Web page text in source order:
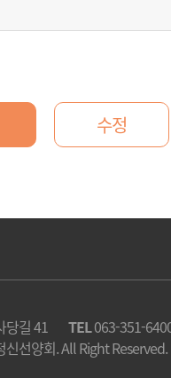
수정
당길 41 TEL063-351-
선양회. All Right Reserved.